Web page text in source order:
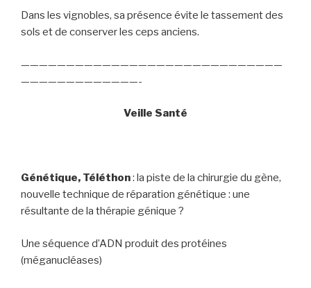
Dans les vignobles, sa présence évite le tassement des
sols et de conserver les ceps anciens.
—————————————————————————————
—————————————-
Veille Santé
Génétique, Téléthon: la piste de la chirurgie du gène,
nouvelle technique de réparation génétique : une
résultante de la thérapie génique ?
Une séquence d’ADN produit des protéines
(méganucléases)